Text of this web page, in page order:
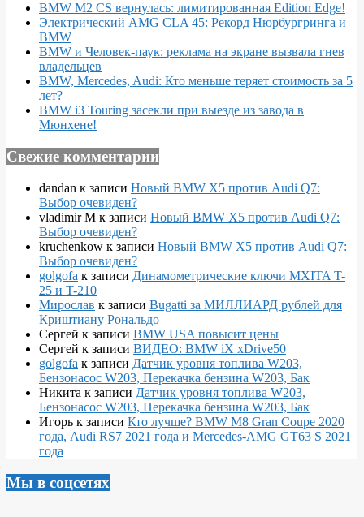
BMW M2 CS вернулась: лимитированная Edition Edge!
Электрический AMG CLA 45: Рекорд Нюрбургринга и
BMW
BMW и Человек-паук: реклама на экране вызвала гнев
владельцев
BMW, Mercedes, Audi: Кто меньше теряет стоимость за 5
лет?
BMW i3 Touring засекли при выезде из завода в
Мюнхене!
Свежие комментарии
dandan к записи Новый BMW X5 против Audi Q7:
Выбор очевиден?
vladimir M к записи Новый BMW X5 против Audi Q7:
Выбор очевиден?
kruchenkow к записи Новый BMW X5 против Audi Q7:
Выбор очевиден?
golgofa к записи Динамометрические ключи MXITA T-
25 и T-210
Мирослав к записи Bugatti за МИЛЛИАРД рублей для
Криштиану Рональдо
Сергей к записи BMW USA повысит цены
Сергей к записи ВИДЕО: BMW iX xDrive50
golgofa к записи Датчик уровня топлива W203,
Бензонасос W203, Перекачка бензина W203, Бак
Никита к записи Датчик уровня топлива W203,
Бензонасос W203, Перекачка бензина W203, Бак
Игорь к записи Кто лучше? BMW M8 Gran Coupe 2020
года, Audi RS7 2021 года и Mercedes-AMG GT63 S 2021
года
Мы в соцсетях